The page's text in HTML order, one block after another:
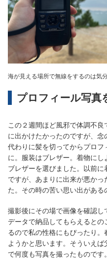
海が見える場所で無線をするのは気
プロフィール写真
この２週間ほど風邪で体調不
に出かけたかったのですが、念
代わりに髪を切ってからプロフ
に。服装はブレザー。着物にし
ブレザーを選びました。以前
ですが、あまりに出来が悪か
た。その時の苦い思い出がある
撮影後にその場で画像を確認
データで納品してもらえると
るので私の性格にもぴったり
ようかと思います。そういえ
で何度も写真を撮ったもので